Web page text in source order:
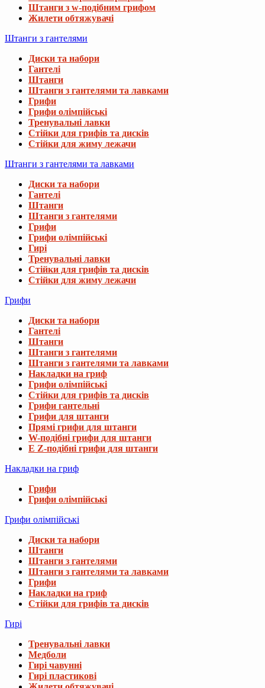
Штанги з w-подібним грифом
Жилети обтяжувачі
Штанги з гантелями
Диски та набори
Гантелі
Штанги
Штанги з гантелями та лавками
Грифи
Грифи олімпійські
Тренувальні лавки
Стійки для грифів та дисків
Стійки для жиму лежачи
Штанги з гантелями та лавками
Диски та набори
Гантелі
Штанги
Штанги з гантелями
Грифи
Грифи олімпійські
Гирі
Тренувальні лавки
Стійки для грифів та дисків
Стійки для жиму лежачи
Грифи
Диски та набори
Гантелі
Штанги
Штанги з гантелями
Штанги з гантелями та лавками
Накладки на гриф
Грифи олімпійські
Стійки для грифів та дисків
Грифи гантельні
Грифи для штанги
Прямі грифи для штанги
W-подібні грифи для штанги
E Z-подібні грифи для штанги
Накладки на гриф
Грифи
Грифи олімпійські
Грифи олімпійські
Диски та набори
Штанги
Штанги з гантелями
Штанги з гантелями та лавками
Грифи
Накладки на гриф
Стійки для грифів та дисків
Гирі
Тренувальні лавки
Медболи
Гирі чавунні
Гирі пластикові